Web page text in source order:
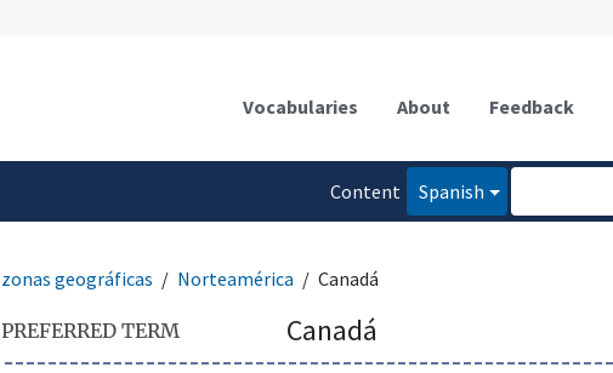
Vocabularies About Feedback
Content
Spanish
zonas geográficas Norteamérica Canadá
PREFERRED TERM Canadá